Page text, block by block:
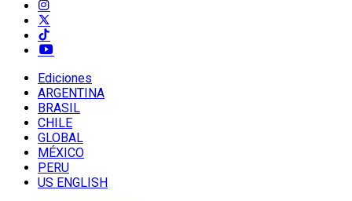
Ediciones
ARGENTINA
BRASIL
CHILE
GLOBAL
MÉXICO
PERU
US ENGLISH